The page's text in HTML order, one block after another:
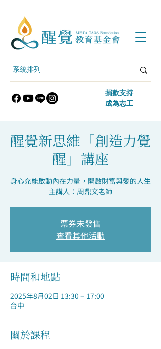
​捐款支持
​成為志工
醒覺新思維「創造力覺
醒」講座
身心充能啟動內在力量，開啟財富與愛的人生
主講人：周鼎文老師
票券未發售
查看其他活動
時間和地點
2025年8月02日 13:30 – 17:00
台中
關於課程